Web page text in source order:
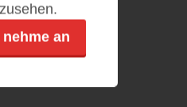
nehme an